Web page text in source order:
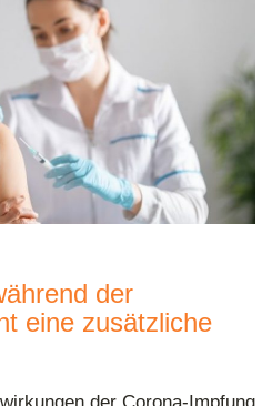
der
eine zusätzliche
der Corona-Impfung